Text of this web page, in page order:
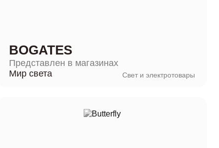
BOGATES
Представлен в магазинах
Мир света
Свет и электротовары